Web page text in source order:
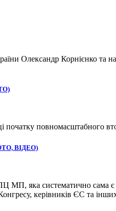
Олександр Корнієнко та
початку повномасштабного
ВІДЕО)
яка систематично сама є
керівників ЄС та